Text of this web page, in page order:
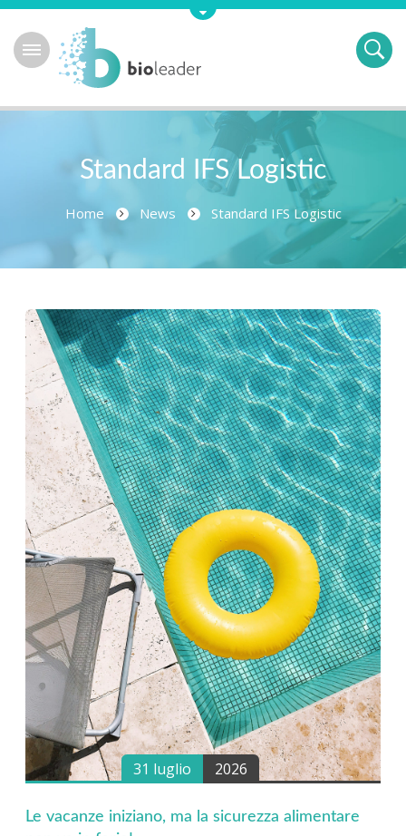
Standard IFS Logistic
Home News Standard IFS Logistic
31 luglio 2026
Le vacanze iniziano, ma la sicurezza alimentare